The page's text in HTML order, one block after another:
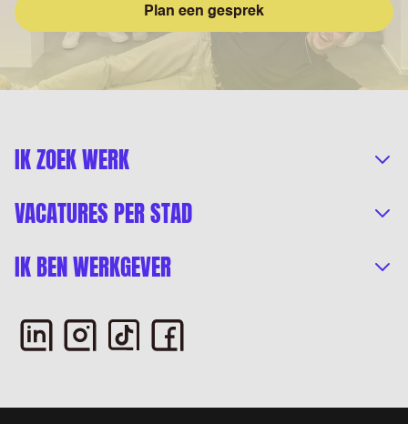
Plan een gesprek
IK ZOEK WERK
VACATURES PER STAD
IK BEN WERKGEVER